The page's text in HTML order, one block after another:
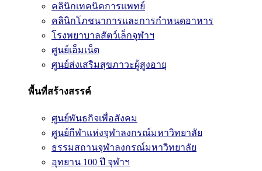
คลินิกเทคนิคการแพทย์
คลินิกโภชนาการและการกำหนดอาหาร
โรงพยาบาลสัตว์เล็กจุฬาฯ
ศูนย์เอ็มเน็ต
ศูนย์ส่งเสริมสุขภาวะผู้สูงอายุ
พื้นที่สร้างสรรค์
ศูนย์พันธกิจเพื่อสังคม
ศูนย์กีฬาแห่งจุฬาลงกรณ์มหาวิทยาลัย
ธรรมสถานจุฬาลงกรณ์มหาวิทยาลัย
อุทยาน 100 ปี จุฬาฯ